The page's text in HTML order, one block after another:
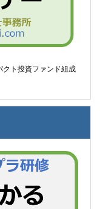
ト投資ファンド組成